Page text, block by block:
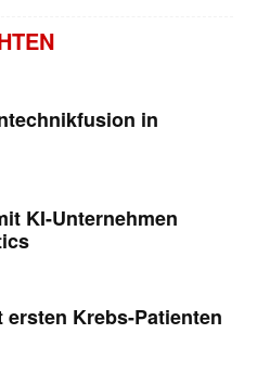
in
KI-Unternehmen
Krebs-Patienten